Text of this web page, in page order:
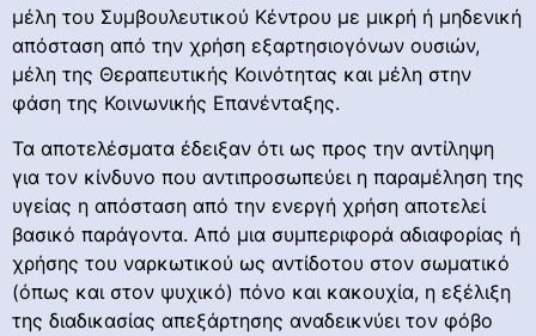
μέλη του Συμβουλευτικού Κέντρου με μικρή ή μηδενική
απόσταση από την χρήση εξαρτησιογόνων ουσιών,
μέλη της Θεραπευτικής Κοινότητας και μέλη στην
φάση της Κοινωνικής Επανένταξης.
Τα αποτελέσματα έδειξαν ότι ως προς την αντίληψη
για τον κίνδυνο που αντιπροσωπεύει η παραμέληση της
υγείας η απόσταση από την ενεργή χρήση αποτελεί
βασικό παράγοντα. Από μια συμπεριφορά αδιαφορίας ή
χρήσης του ναρκωτικού ως αντίδοτου στον σωματικό
(όπως και στον ψυχικό) πόνο και κακουχία, η εξέλιξη
της διαδικασίας απεξάρτησης αναδεικνύει τον φόβο